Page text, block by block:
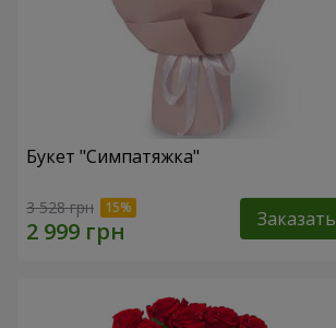
Букет "Симпатяжка"
3 528 грн Заказать